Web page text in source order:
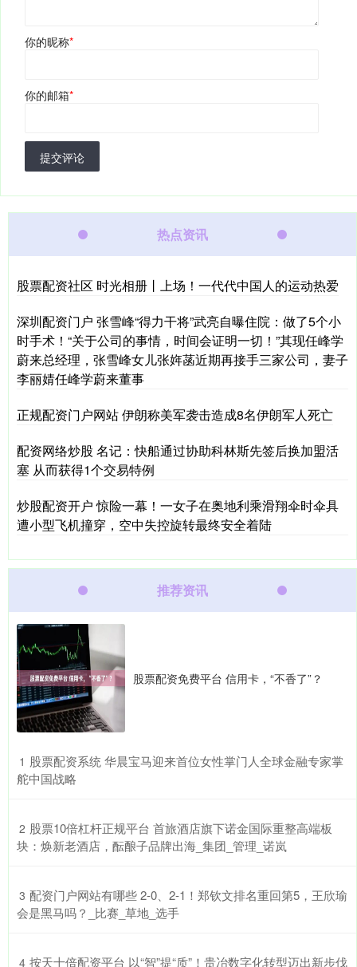
你的昵称*
你的邮箱*
提交评论
热点资讯
股票配资社区 时光相册丨上场！一代代中国人的运动热爱
深圳配资门户 张雪峰“得力干将”武亮自曝住院：做了5个小
时手术！“关于公司的事情，时间会证明一切！”其现任峰学
蔚来总经理，张雪峰女儿张姩菡近期再接手三家公司，妻子
李丽婧任峰学蔚来董事
正规配资门户网站 伊朗称美军袭击造成8名伊朗军人死亡
配资网络炒股 名记：快船通过协助科林斯先签后换加盟活
塞 从而获得1个交易特例
炒股配资开户 惊险一幕！一女子在奥地利乘滑翔伞时伞具
遭小型飞机撞穿，空中失控旋转最终安全着陆
推荐资讯
股票配资免费平台 信用卡，“不香了”？
1 ​股票配资系统 华晨宝马迎来首位女性掌门人全球金融专家掌
舵中国战略
2 ​股票10倍杠杆正规平台 首旅酒店旗下诺金国际重整高端板
块：焕新老酒店，酝酿子品牌出海_集团_管理_诺岚
3 ​配资门户网站有哪些 2-0、2-1！郑钦文排名重回第5，王欣瑜
会是黑马吗？_比赛_草地_选手
4 ​按天十倍配资平台 以“智”提“质”！贵冶数字化转型迈出新步伐